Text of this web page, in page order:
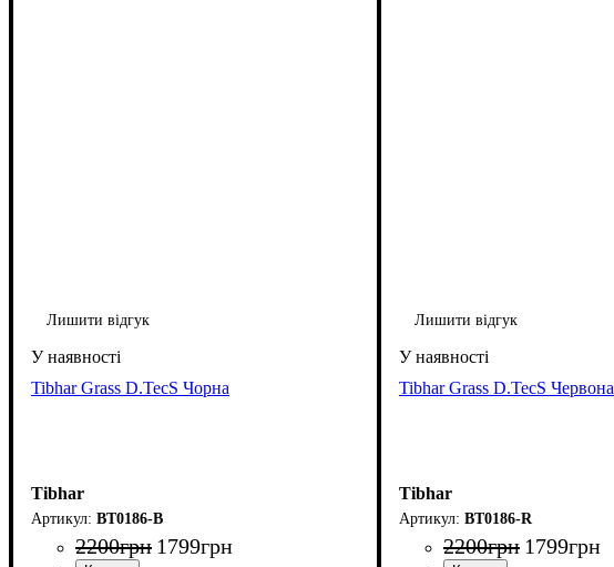
Лишити відгук
Tibhar Grass D.TecS Чорна
Tibhar
BT0186-B
2200грн 1799грн
Лишити відгук
Tibhar Grass D.TecS Червона
Tibhar
BT0186-R
2200грн 1799грн